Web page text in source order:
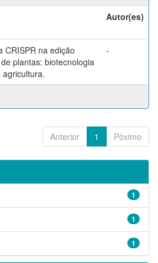
Autor(es)
CRISPR na edição
plantas: biotecnologia
agricultura.
-
Anterior 1 Póximo
1
1
1